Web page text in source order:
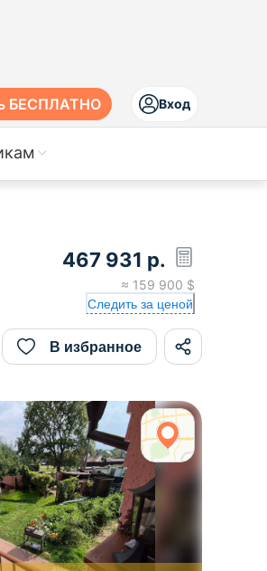
БЕСПЛАТНО Вход
467 931 р.
≈ 159 900 $
Следить за ценой
В избранное